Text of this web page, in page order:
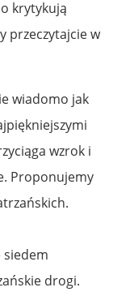
krytykują
przeczytajcie w
wiadomo jak
wzrok i
Proponujemy
siedem
drogi.